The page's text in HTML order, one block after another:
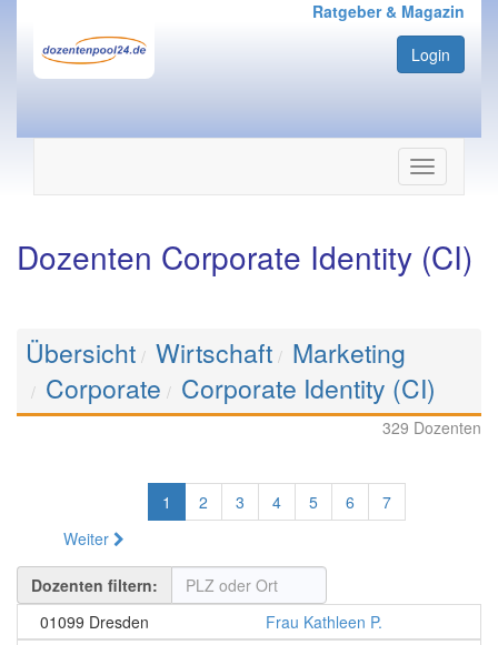
Ratgeber & Magazin
Login
Navigation
ein-/
Dozenten Corporate Identity (CI)
Übersicht Wirtschaft Marketing
Corporate
Corporate Identity (CI)
329 Dozenten
1 2 3 4 5 6
7
Weiter
Dozenten filtern:
01099 Dresden
Frau Kathleen P.